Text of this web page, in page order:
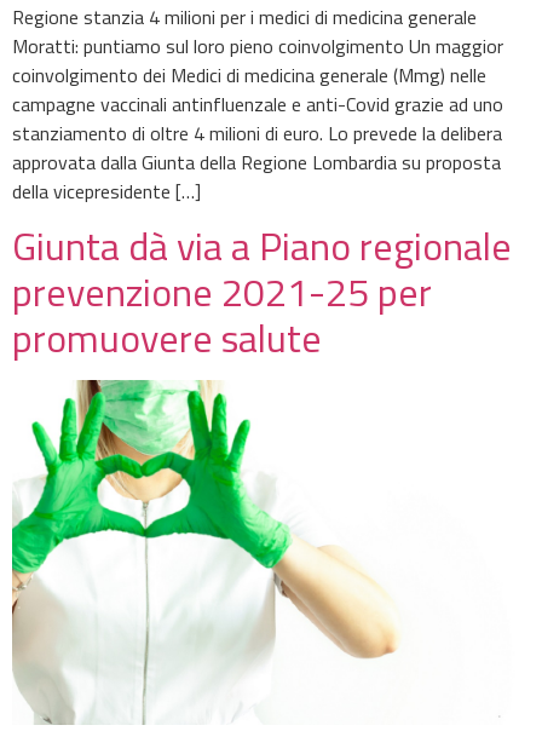
Regione stanzia 4 milioni per i medici di medicina generale
Moratti: puntiamo sul loro pieno coinvolgimento Un maggior
coinvolgimento dei Medici di medicina generale (Mmg) nelle
campagne vaccinali antinfluenzale e anti-Covid grazie ad uno
stanziamento di oltre 4 milioni di euro. Lo prevede la delibera
approvata dalla Giunta della Regione Lombardia su proposta
della vicepresidente […]
Giunta dà via a Piano regionale
prevenzione 2021-25 per
promuovere salute